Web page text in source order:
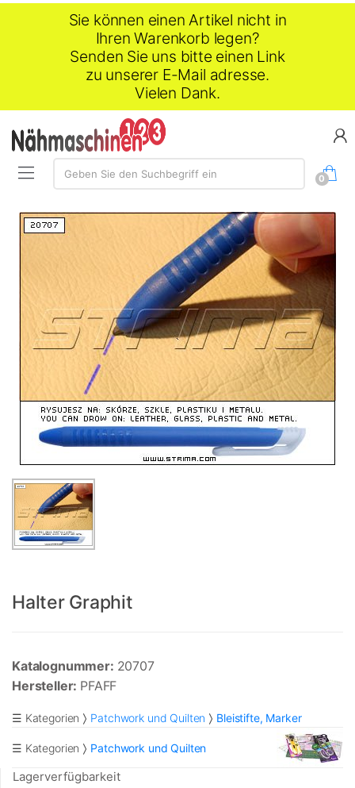
Sie können einen Artikel nicht in
Ihren Warenkorb legen?
Senden Sie uns bitte einen Link
zu unserer E-Mail adresse.
Vielen Dank.
Suche:
Geben Sie den Suchbegriff ein
0
Halter Graphit
Katalognummer: 20707
Hersteller: PFAFF
☰ Kategorien Patchwork und Quilten Bleistifte, Marker
☰ Kategorien Patchwork und Quilten
Lagerverfügbarkeit